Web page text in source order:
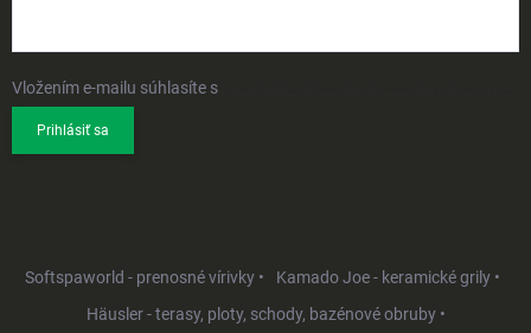
Vložením e-mailu súhlasíte s
Prihlásiť sa
Softspaworld - prenosné vírivky •
Kamado Joe - keramické grily •
Häusler - terasy, ploty, schody, bazénové obruby •